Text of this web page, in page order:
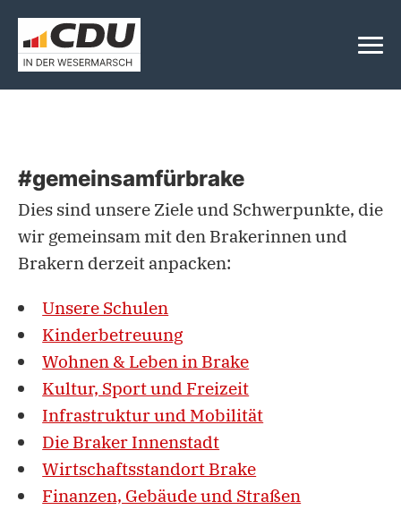
#gemeinsamfürbrake
Dies sind unsere Ziele und Schwerpunkte, die
wir gemeinsam mit den Brakerinnen und
Brakern derzeit anpacken:
Unsere Schulen
Kinderbetreuung
Wohnen & Leben in Brake
Kultur, Sport und Freizeit
Infrastruktur und Mobilität
Die Braker Innenstadt
Wirtschaftsstandort Brake
Finanzen, Gebäude und Straßen